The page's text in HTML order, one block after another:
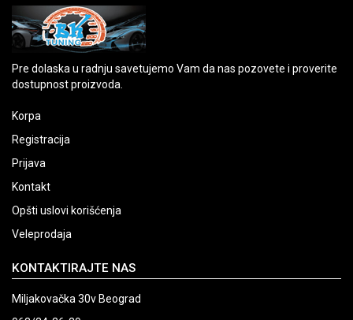
Pre dolaska u radnju savetujemo Vam da nas pozovete i proverite
dostupnost proizvoda.
Korpa
Registracija
Prijava
Kontakt
Opšti uslovi korišćenja
Veleprodaja
KONTAKTIRAJTE NAS
Miljakovačka 30v Beograd